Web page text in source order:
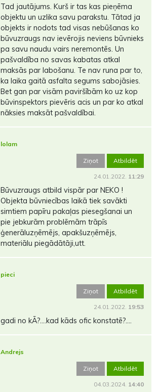
Tad jautājums. Kurš ir tas kas pieņēma
objektu un uzlika savu parakstu. Tātad ja
objekts ir nodots tad visas nebūšanas ko
būvuzraugs nav ievērojis neviens būvnieks
pa savu naudu vairs neremontēs. Un
pašvaldība no savas kabatas atkal
maksās par labošanu. Te nav runa par to,
ka laika gaitā asfalta segums sabojāsies.
Bet gan par visām paviršībām ko uz kop
būvinspektors pievēris acis un par ko atkal
nāksies maksāt pašvaldībai.
lolam
Ziņot Atbildēt
24.01.2022. 11:29
Būvuzraugs atbild vispār par NEKO !
Objekta būvniecības laikā tiek savākti
simtiem papīru pakaļas piesegšanai un
pie jebkurām problēmām trāpīs
ģenerāluzņēmējs, apakšuzņēmējs,
materiālu piegādātāji,utt.
pieci
Ziņot Atbildēt
24.01.2022. 19:53
gadi no kĀ?....kad kāds ofic konstatē?....
Andrejs
Ziņot Atbildēt
04.03.2024. 14:40